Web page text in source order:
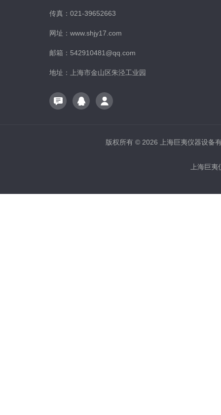
传真：021-39652663
网址：www.shjy17.com
邮箱：542910481@qq.com
地址：上海市金山区朱泾工业园
版权所有 © 2026 上海巨夷仪器设
上海巨